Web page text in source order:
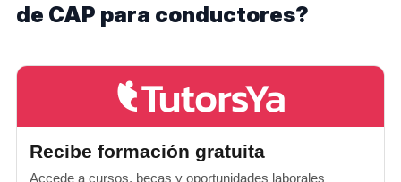
de CAP para conductores?
Recibe formación gratuita
Accede a cursos, becas y oportunidades laborales